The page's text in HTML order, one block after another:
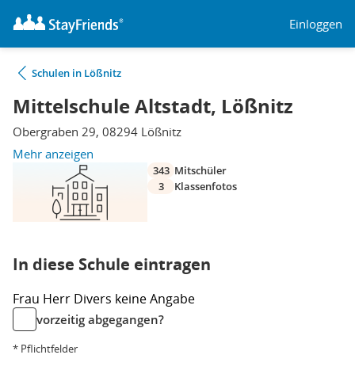
Einloggen
Schulen in Lößnitz
Mittelschule Altstadt, Lößnitz
Obergraben 29, 08294 Lößnitz
Mehr anzeigen
343 Mitschüler
3
Klassenfotos
In diese Schule eintragen
Frau Herr Divers keine Angabe
vorzeitig abgegangen?
* Pflichtfelder